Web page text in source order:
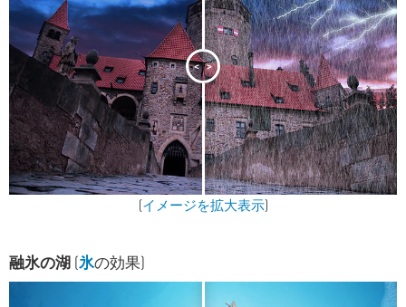
< >
(イメージを拡大表示)
融氷の湖 (氷の効果)